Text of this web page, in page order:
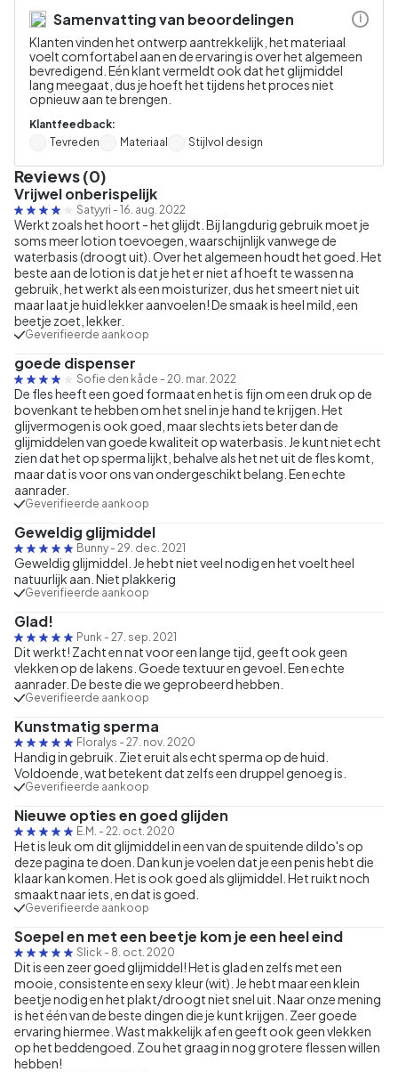
Samenvatting van beoordelingen
Klanten vinden het ontwerp aantrekkelijk, het materiaal
voelt comfortabel aan en de ervaring is over het algemeen
bevredigend. Eén klant vermeldt ook dat het glijmiddel
lang meegaat, dus je hoeft het tijdens het proces niet
opnieuw aan te brengen.
Klantfeedback:
Tevreden
Materiaal Stijlvol design
i
Reviews (0)
Vrijwel onberispelijk
Satyyri - 16. aug. 2022
Werkt zoals het hoort - het glijdt. Bij langdurig gebruik moet je
soms meer lotion toevoegen, waarschijnlijk vanwege de
waterbasis (droogt uit). Over het algemeen houdt het goed. Het
beste aan de lotion is dat je het er niet af hoeft te wassen na
gebruik, het werkt als een moisturizer, dus het smeert niet uit
maar laat je huid lekker aanvoelen! De smaak is heel mild, een
beetje zoet, lekker.
Geverifieerde aankoop
goede dispenser
Sofie den kåde - 20. mar. 2022
De fles heeft een goed formaat en het is fijn om een druk op de
bovenkant te hebben om het snel in je hand te krijgen. Het
glijvermogen is ook goed, maar slechts iets beter dan de
glijmiddelen van goede kwaliteit op waterbasis. Je kunt niet echt
zien dat het op sperma lijkt, behalve als het net uit de fles komt,
maar dat is voor ons van ondergeschikt belang. Een echte
aanrader.
Geverifieerde aankoop
Geweldig glijmiddel
Bunny - 29. dec. 2021
Geweldig glijmiddel. Je hebt niet veel nodig en het voelt heel
natuurlijk aan. Niet plakkerig
Geverifieerde aankoop
Glad!
Punk - 27. sep. 2021
Dit werkt! Zacht en nat voor een lange tijd, geeft ook geen
vlekken op de lakens. Goede textuur en gevoel. Een echte
aanrader. De beste die we geprobeerd hebben.
Geverifieerde aankoop
Kunstmatig sperma
Floralys - 27. nov. 2020
Handig in gebruik. Ziet eruit als echt sperma op de huid.
Voldoende, wat betekent dat zelfs een druppel genoeg is.
Geverifieerde aankoop
Nieuwe opties en goed glijden
E.M. - 22. oct. 2020
Het is leuk om dit glijmiddel in een van de spuitende dildo's op
deze pagina te doen. Dan kun je voelen dat je een penis hebt die
klaar kan komen. Het is ook goed als glijmiddel. Het ruikt noch
smaakt naar iets, en dat is goed.
Geverifieerde aankoop
Soepel en met een beetje kom je een heel eind
Slick - 8. oct. 2020
Dit is een zeer goed glijmiddel! Het is glad en zelfs met een
mooie, consistente en sexy kleur (wit). Je hebt maar een klein
beetje nodig en het plakt/droogt niet snel uit. Naar onze mening
is het één van de beste dingen die je kunt krijgen. Zeer goede
ervaring hiermee. Wast makkelijk af en geeft ook geen vlekken
op het beddengoed. Zou het graag in nog grotere flessen willen
hebben!